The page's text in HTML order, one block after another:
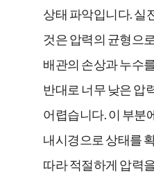
상태 파악입니다. 실
것은 압력의 균형으
배관의 손상과 누수
반대로 너무 낮은 압
어렵습니다. 이 부분
내시경으로 상태를
따라 적절하게 압력